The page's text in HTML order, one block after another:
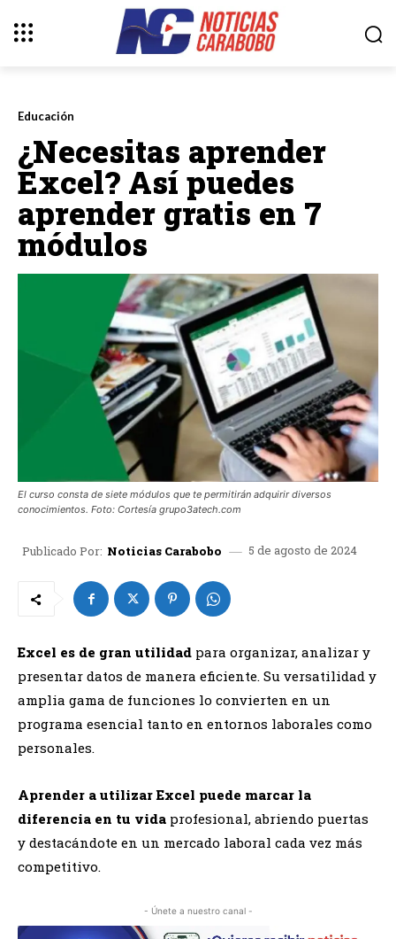
Educación
¿Necesitas aprender
Excel? Así puedes
aprender gratis en 7
módulos
El curso consta de siete módulos que te permitirán adquirir diversos
conocimientos. Foto: Cortesía grupo3atech.com
Publicado Por: Noticias Carabobo 5 de agosto de 2024
Excel es de gran utilidad para organizar, analizar y
presentar datos de manera eficiente. Su versatilidad y
amplia gama de funciones lo convierten en un
programa esencial tanto en entornos laborales como
personales.
Aprender a utilizar Excel puede marcar la
diferencia en tu vida profesional, abriendo puertas
y destacándote en un mercado laboral cada vez más
competitivo.
- Únete a nuestro canal -